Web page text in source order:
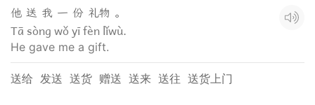
他 送 我 一 份 礼物 。
Tā sòng wǒ yī fèn lǐwù.
He gave me a gift.
送给 发送 送货 赠送 送来 送往 送货上门